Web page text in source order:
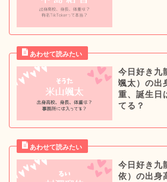
今日好き九
颯太）の出
重、誕生日
てる？
今日好き九
依）の出身